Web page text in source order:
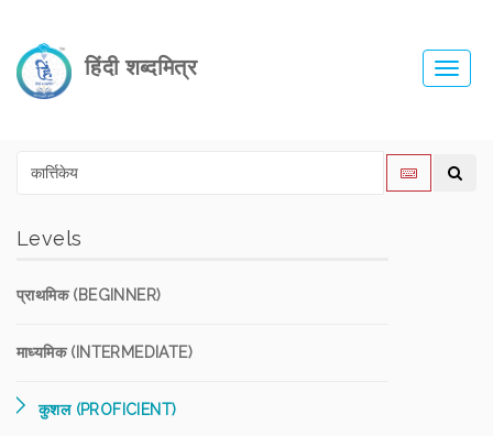
हिंदी शब्दमित्र
Levels
प्राथमिक (BEGINNER)
माध्यमिक (INTERMEDIATE)
कुशल (PROFICIENT)